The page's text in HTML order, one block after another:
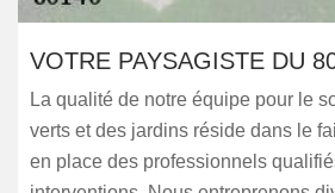
VOTRE PAYSAGISTE DU
La qualité de notre équipe pour le
verts et des jardins réside dans le
en place des professionnels